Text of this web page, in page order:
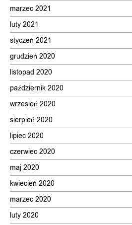
marzec 2021
luty 2021
styczeń 2021
grudzień 2020
listopad 2020
październik 2020
wrzesień 2020
sierpień 2020
lipiec 2020
czerwiec 2020
maj 2020
kwiecień 2020
marzec 2020
luty 2020